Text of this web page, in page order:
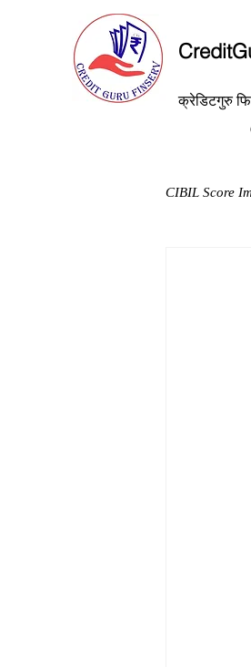
क्रेडिटगुरु
CIBIL Score